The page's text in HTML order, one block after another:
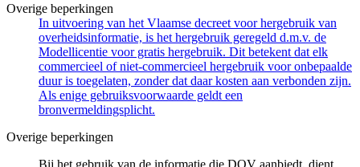
Overige beperkingen
In uitvoering van het Vlaamse decreet voor hergebruik van
overheidsinformatie, is het hergebruik geregeld d.m.v. de
Modellicentie voor gratis hergebruik. Dit betekent dat elk
commercieel of niet-commercieel hergebruik voor onbepaalde
duur is toegelaten, zonder dat daar kosten aan verbonden zijn.
Als enige gebruiksvoorwaarde geldt een
bronvermeldingsplicht.
Overige beperkingen
Bij het gebruik van de informatie die DOV aanbiedt, dient